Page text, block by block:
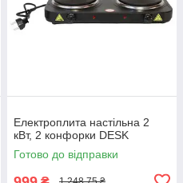
Електроплита настільна 2
кВт, 2 конфорки DESK
Готово до відправки